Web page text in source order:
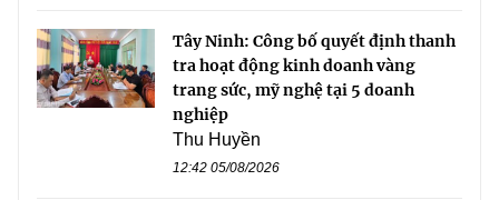
Tây Ninh: Công bố quyết định thanh
tra hoạt động kinh doanh vàng
trang sức, mỹ nghệ tại 5 doanh
nghiệp
Thu Huyền
12:42 05/08/2026